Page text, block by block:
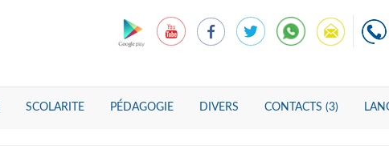
SCOLARITE PÉDAGOGIE DIVERS CONTACTS (3)